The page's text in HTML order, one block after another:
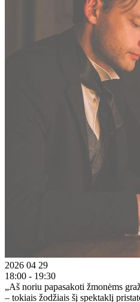
2026 04 29
18:00 - 19:30
„Aš noriu papasakoti žmonėms
– tokiais žodžiais šį spektaklį